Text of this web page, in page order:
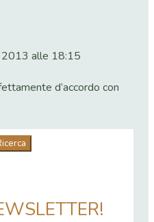
alle 18:15
d’accordo con